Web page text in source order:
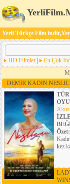
Yerli Türkçe Film
HD Filmler En Çok
DEMIR KADIN
Özet:
kez